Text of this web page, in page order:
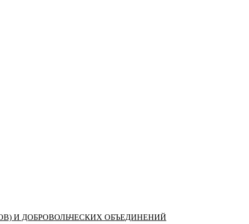
И ДОБРОВОЛЬЧЕСКИХ ОБЪЕДИНЕНИЙ